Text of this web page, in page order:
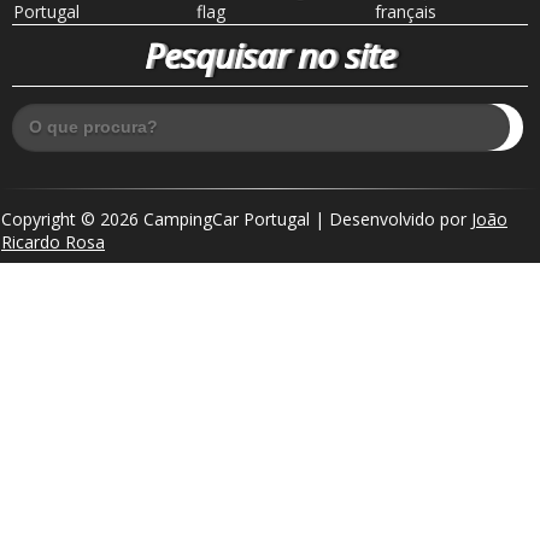
Pesquisar no site
Copyright © 2026 CampingCar Portugal | Desenvolvido por João
Ricardo Rosa